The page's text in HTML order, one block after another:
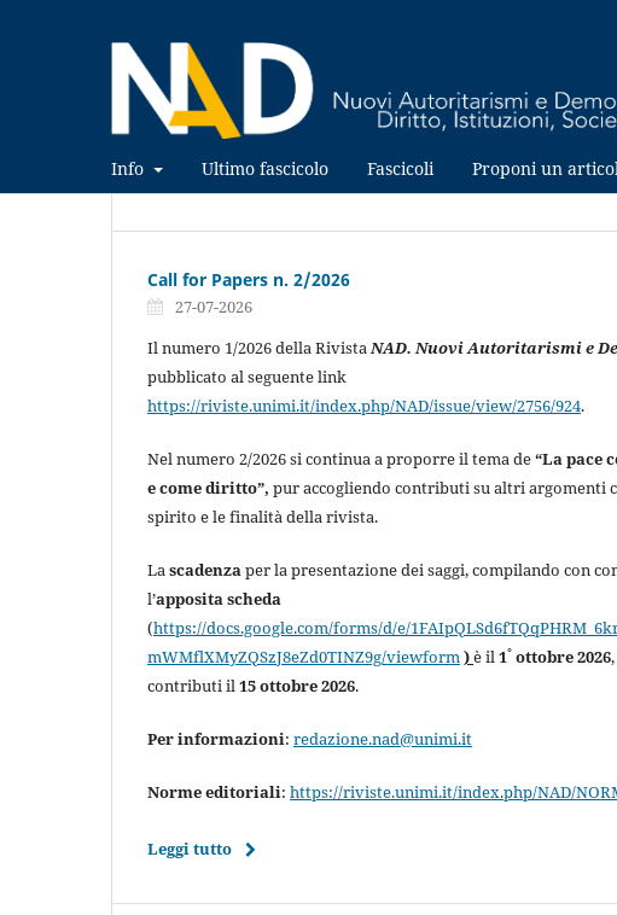
Info Ultimo fascicolo Fascicoli Proponi un
Call for Papers n. 2/2026
27-07-2026
Il numero 1/2026 della RivistaNAD. Nuovi Autoritarismi e
pubblicato al seguente link
https://riviste.unimi.it/index.php/NAD/issue/view/2756/924.
Nel numero 2/2026 si continua a proporre il tema de“La pace
e come diritto”, pur accogliendo contributi su altri argomenti
spirito e le finalità della rivista.
Lascadenzaper la presentazione dei saggi, compilando con
l’apposita scheda
(https://docs.google.com/forms/d/e/
mWMflXMyZQSzJ8eZd0TINZ9g/viewform)è il1° ottobre 2026
contributi il15 ottobre 2026.
Per informazioni: redazione.nad@unimi.it
Norme editoriali: https://riviste.unimi.it/index.php/NAD/
Leggi tutto